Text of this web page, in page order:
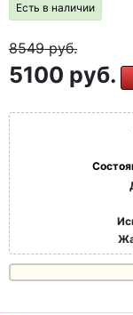
Есть в наличии
8549руб.
5100 руб.